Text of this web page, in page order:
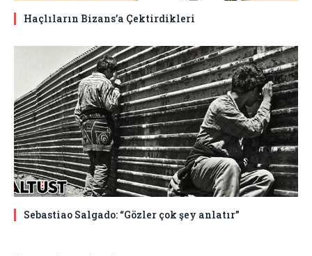
Haçlıların Bizans’a Çektirdikleri
Sebastiao Salgado: “Gözler çok şey anlatır”